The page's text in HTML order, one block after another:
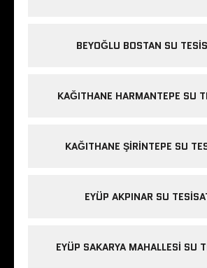
BEYOĞLU BOSTAN SU
KAĞITHANE HARMANTEPE SU
KAĞITHANE ŞIRINTEPE SU
EYÜP AKPINAR SU
EYÜP SAKARYA MAHALLESI SU